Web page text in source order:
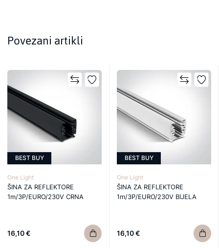
Povezani artikli
BEST BUY
One Light
ŠINA ZA REFLEKTORE
1m/3P/EURO/230V CRNA
16,10 €
BEST BUY
One Light
ŠINA ZA REFLEKTORE
1m/3P/EURO/230V BIJELA
16,10 €